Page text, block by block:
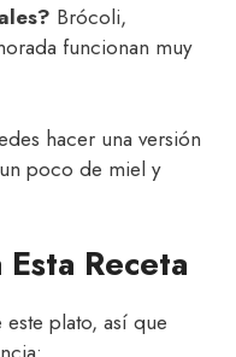
Brócoli,
funcionan muy
hacer una versión
poco de miel y
Receta
este plato, así que